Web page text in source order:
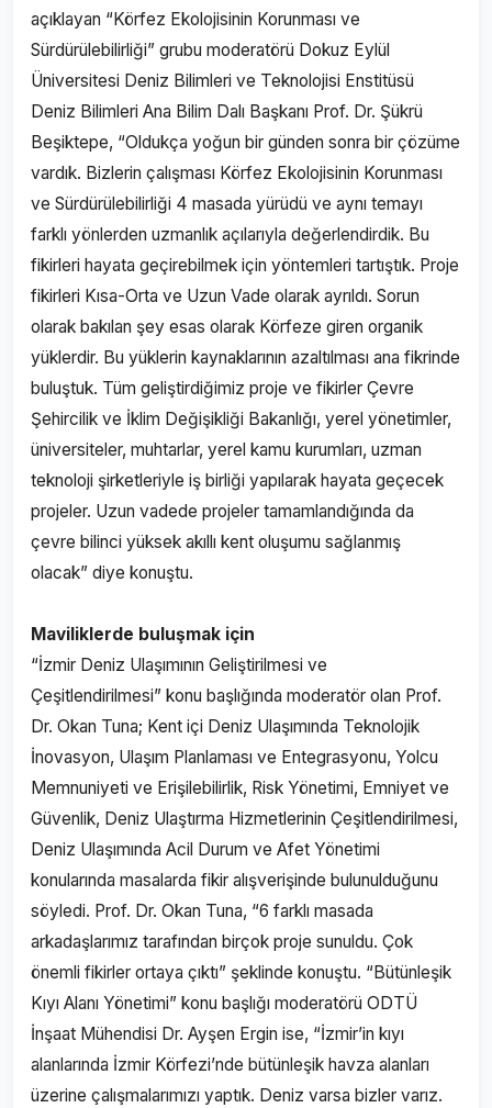
açıklayan “Körfez Ekolojisinin Korunması ve
Sürdürülebilirliği” grubu moderatörü Dokuz Eylül
Üniversitesi Deniz Bilimleri ve Teknolojisi Enstitüsü
Deniz Bilimleri Ana Bilim Dalı Başkanı Prof. Dr. Şükrü
Beşiktepe, “Oldukça yoğun bir günden sonra bir çözüme
vardık. Bizlerin çalışması Körfez Ekolojisinin Korunması
ve Sürdürülebilirliği 4 masada yürüdü ve aynı temayı
farklı yönlerden uzmanlık açılarıyla değerlendirdik. Bu
fikirleri hayata geçirebilmek için yöntemleri tartıştık. Proje
fikirleri Kısa-Orta ve Uzun Vade olarak ayrıldı. Sorun
olarak bakılan şey esas olarak Körfeze giren organik
yüklerdir. Bu yüklerin kaynaklarının azaltılması ana fikrinde
buluştuk. Tüm geliştirdiğimiz proje ve fikirler Çevre
Şehircilik ve İklim Değişikliği Bakanlığı, yerel yönetimler,
üniversiteler, muhtarlar, yerel kamu kurumları, uzman
teknoloji şirketleriyle iş birliği yapılarak hayata geçecek
projeler. Uzun vadede projeler tamamlandığında da
çevre bilinci yüksek akıllı kent oluşumu sağlanmış
olacak” diye konuştu.
Maviliklerde buluşmak için
“İzmir Deniz Ulaşımının Geliştirilmesi ve
Çeşitlendirilmesi” konu başlığında moderatör olan Prof.
Dr. Okan Tuna; Kent içi Deniz Ulaşımında Teknolojik
İnovasyon, Ulaşım Planlaması ve Entegrasyonu, Yolcu
Memnuniyeti ve Erişilebilirlik, Risk Yönetimi, Emniyet ve
Güvenlik, Deniz Ulaştırma Hizmetlerinin Çeşitlendirilmesi,
Deniz Ulaşımında Acil Durum ve Afet Yönetimi
konularında masalarda fikir alışverişinde bulunulduğunu
söyledi. Prof. Dr. Okan Tuna, “6 farklı masada
arkadaşlarımız tarafından birçok proje sunuldu. Çok
önemli fikirler ortaya çıktı” şeklinde konuştu. “Bütünleşik
Kıyı Alanı Yönetimi” konu başlığı moderatörü ODTÜ
İnşaat Mühendisi Dr. Ayşen Ergin ise, “İzmir’in kıyı
alanlarında İzmir Körfezi’nde bütünleşik havza alanları
üzerine çalışmalarımızı yaptık. Deniz varsa bizler varız.